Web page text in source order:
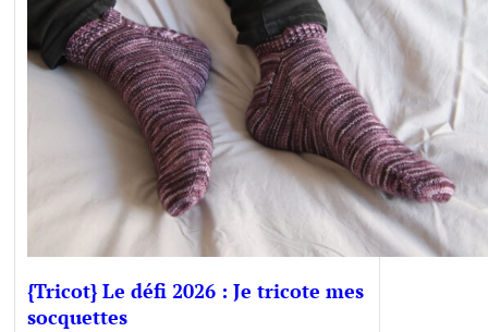
{Tricot} Le défi 2026 : Je tricote mes
socquettes